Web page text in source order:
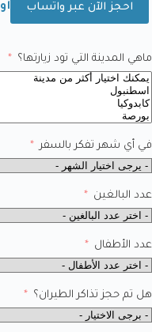
احجز الآن عبر واتساب أو
ماهي المدينة التي تود زيارتها؟
في أي شهر تفكر بالسفر
عدد البالغين
عدد الأطفال
هل تم حجز تذاكر الطيران؟